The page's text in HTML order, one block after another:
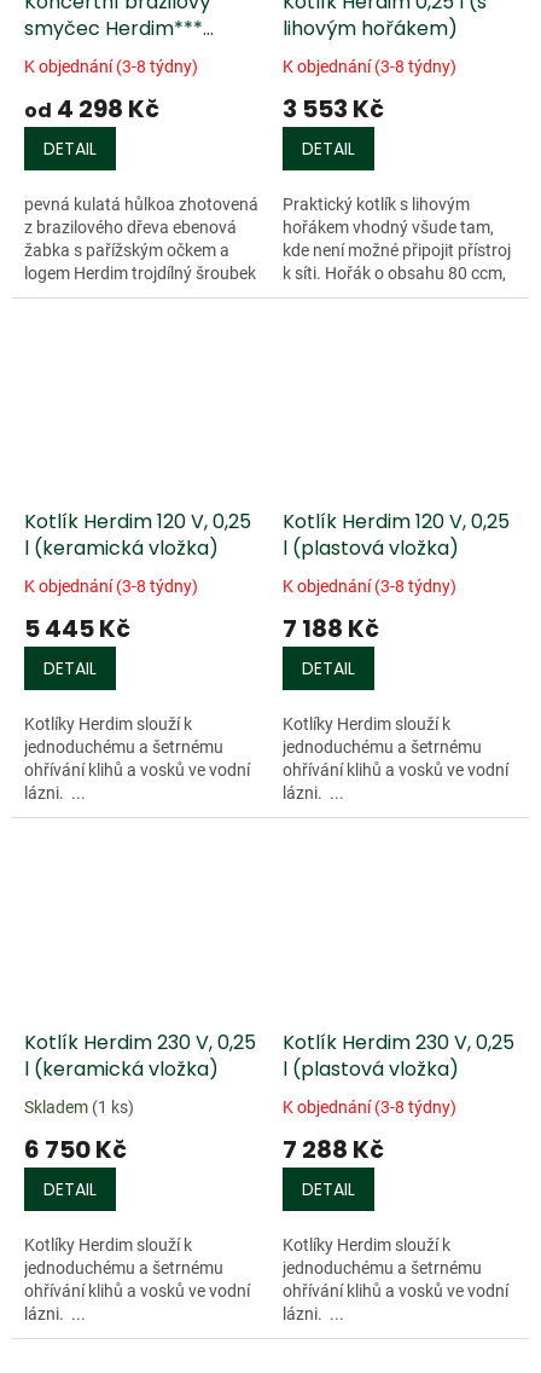
smyčec Herdim***
/housle/viola/violoncello/
K objednání (3-8 týdny)
od 4 298 Kč
DETAIL
pevná kulatá hůlkoa zhotovená
z brazilového dřeva ebenová
žabka s pařížským očkem a
logem Herdim trojdílný šroubek
žíhaný perleťový plátek "Iris"
lihovým hořákem)
K objednání (3-8 týdny)
3 553 Kč
DETAIL
Praktický kotlík s lihovým
hořákem vhodný všude tam,
kde není možné připojit přístroj
k síti. Hořák o obsahu 80 ccm,
délka hoření přibližně 1,5
Kotlík Herdim 120 V, 0,25
l (keramická vložka)
K objednání (3-8 týdny)
5 445 Kč
DETAIL
Kotlíky Herdim slouží k
jednoduchému a šetrnému
ohřívání klihů a vosků ve vodní
lázni. ...
Kotlík Herdim 120 V, 0,25
l (plastová vložka)
K objednání (3-8 týdny)
7 188 Kč
DETAIL
Kotlíky Herdim slouží k
jednoduchému a šetrnému
ohřívání klihů a vosků ve vodní
lázni. ...
Kotlík Herdim 230 V, 0,25
l (keramická vložka)
Skladem (1 ks)
6 750 Kč
DETAIL
Kotlíky Herdim slouží k
jednoduchému a šetrnému
ohřívání klihů a vosků ve vodní
lázni. ...
Kotlík Herdim 230 V, 0,25
l (plastová vložka)
K objednání (3-8 týdny)
7 288 Kč
DETAIL
Kotlíky Herdim slouží k
jednoduchému a šetrnému
ohřívání klihů a vosků ve vodní
lázni. ...